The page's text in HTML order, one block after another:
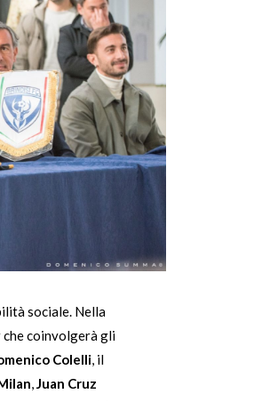
sociale. Nella
che coinvolgerà gli
Colelli, il
,Juan Cruz